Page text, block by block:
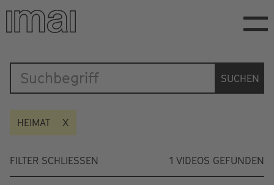
Direkt
zum
Inhalt
Katalog
SUCHEN
HEIMAT
FILTER SCHLIESSEN 1 VIDEOS GEFUNDEN